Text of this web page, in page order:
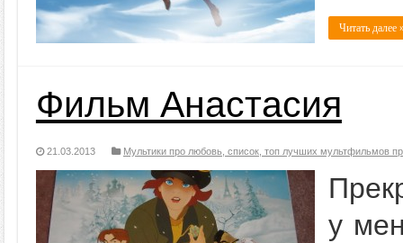
Читать далее
Фильм Анастасия
21.03.2013 Мультики про любовь, список, топ лучших мультфильмов
у